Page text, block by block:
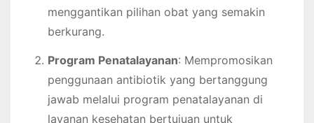
menggantikan pilihan obat yang semakin
berkurang.
Program Penatalayanan: Mempromosikan
penggunaan antibiotik yang bertanggung
jawab melalui program penatalayanan di
layanan kesehatan bertujuan untuk